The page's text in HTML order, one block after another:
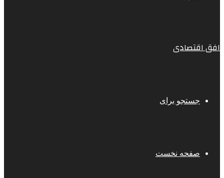
افق اقتصادی
جستجو برای
صفحه نخست